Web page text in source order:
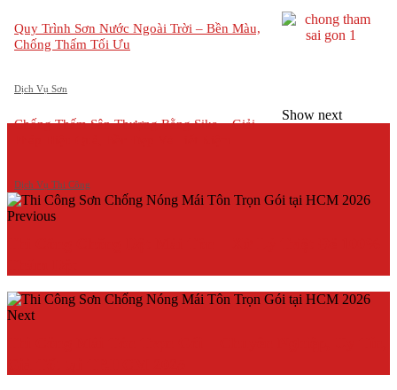
Quy Trình Sơn Nước Ngoài Trời – Bền Màu,
Chống Thấm Tối Ưu
Dịch Vụ Sơn
Chống Thấm Sân Thượng Bằng Sika – Giải
Dịch Vụ Thi Công
Show next
Previous
Next